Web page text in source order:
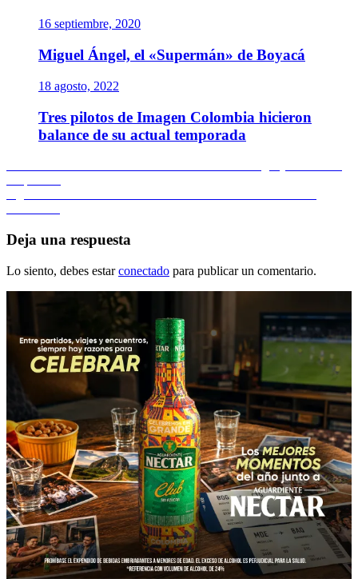
16 septiembre, 2020
Miguel Ángel, el «Supermán» de Boyacá
18 agosto, 2022
Tres pilotos de Imagen Colombia hicieron
balance de su actual temporada
Navegación
de
entradas
Deja una respuesta
Lo siento, debes estarconectado para publicar un comentario.